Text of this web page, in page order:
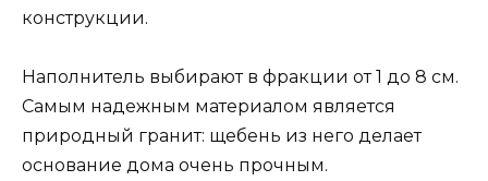
конструкции.
Наполнитель выбирают в фракции от 1 до 8 см.
Самым надежным материалом является
природный гранит: щебень из него делает
основание дома очень прочным.